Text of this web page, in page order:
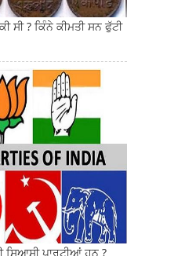
ਸੀ ? ਕਿੰਨੇ ਕੀਮਤੀ ਸਨ ਫੁੱਟੀ
ਸਿਆਸੀ ਪਾਰਟੀਆਂ ਹਨ ?